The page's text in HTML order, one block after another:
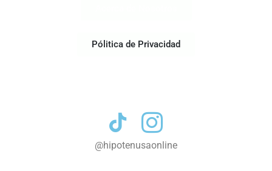
Pólitica de Privacidad
@hipotenusaonline